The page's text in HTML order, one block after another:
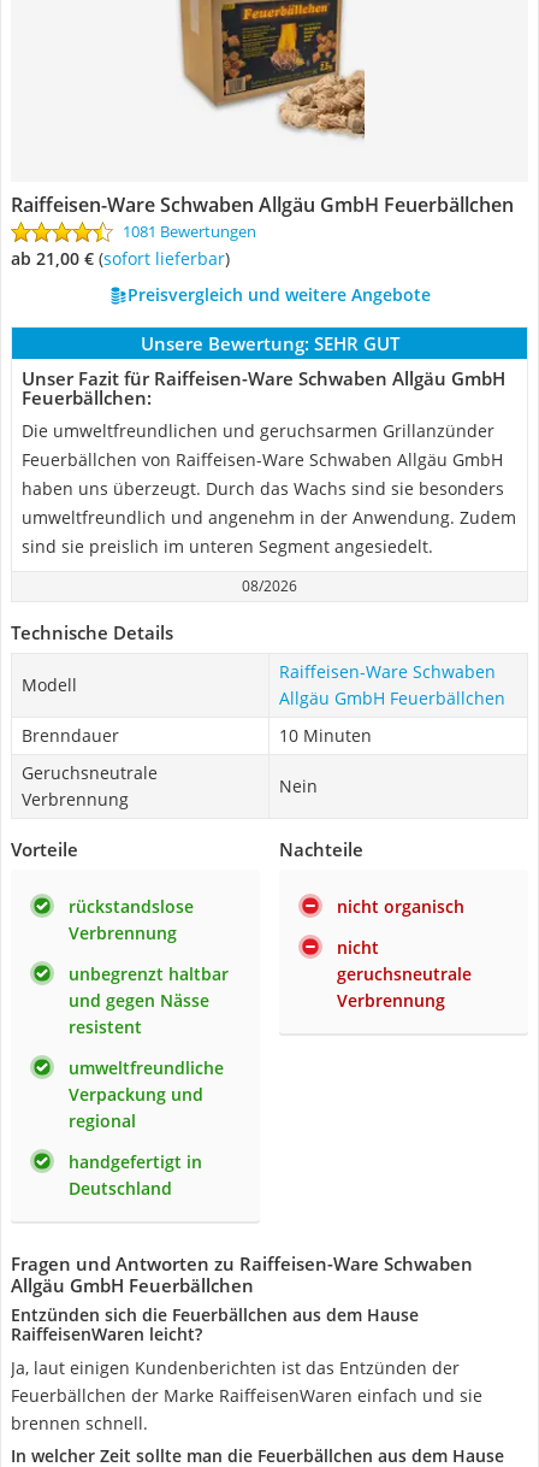
Raiffeisen-Ware Schwaben Allgäu GmbH Feuerbällchen
1081 Bewertungen
ab 21,00 € ( Sofort lieferbar)
Preisvergleich und weitere Angebote
Unsere Bewertung: SEHR GUT
Unser Fazit für Raiffeisen-Ware Schwaben Allgäu GmbH
Feuerbällchen:
Die umweltfreundlichen und geruchsarmen Grillanzünder
Feuerbällchen von Raiffeisen-Ware Schwaben Allgäu GmbH
haben uns überzeugt. Durch das Wachs sind sie besonders
umweltfreundlich und angenehm in der Anwendung. Zudem
sind sie preislich im unteren Segment angesiedelt.
08/2026
Technische Details
Modell
Raiffeisen-Ware Schwaben
Allgäu GmbH Feuerbällchen
Brenndauer
10 Minuten
Geruchsneutrale
Verbrennung
Nein
Vorteile
rückstandslose
Verbrennung
unbegrenzt haltbar
und gegen Nässe
resistent
umweltfreundliche
Verpackung und
regional
handgefertigt in
Deutschland
Nachteile
nicht organisch
nicht
geruchsneutrale
Verbrennung
Fragen und Antworten zu Raiffeisen-Ware Schwaben
Allgäu GmbH Feuerbällchen
Entzünden sich die Feuerbällchen aus dem Hause
RaiffeisenWaren leicht?
Ja, laut einigen Kundenberichten ist das Entzünden der
Feuerbällchen der Marke RaiffeisenWaren einfach und sie
brennen schnell.
In welcher Zeit sollte man die Feuerbällchen aus dem Hause